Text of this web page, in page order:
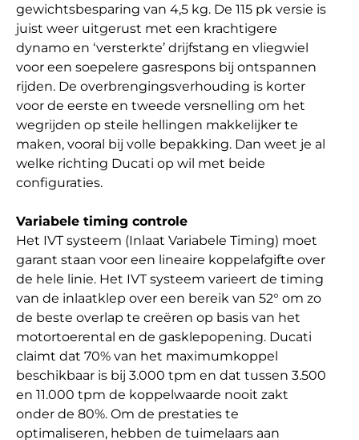
gewichtsbesparing van 4,5 kg. De 115 pk versie is
juist weer uitgerust met een krachtigere
dynamo en ‘versterkte’ drijfstang en vliegwiel
voor een soepelere gasrespons bij ontspannen
rijden. De overbrengingsverhouding is korter
voor de eerste en tweede versnelling om het
wegrijden op steile hellingen makkelijker te
maken, vooral bij volle bepakking. Dan weet je al
welke richting Ducati op wil met beide
configuraties.
Variabele timing controle
Het IVT systeem (Inlaat Variabele Timing) moet
garant staan voor een lineaire koppelafgifte over
de hele linie. Het IVT systeem varieert de timing
van de inlaatklep over een bereik van 52° om zo
de beste overlap te creëren op basis van het
motortoerental en de gasklepopening. Ducati
claimt dat 70% van het maximumkoppel
beschikbaar is bij 3.000 tpm en dat tussen 3.500
en 11.000 tpm de koppelwaarde nooit zakt
onder de 80%. Om de prestaties te
optimaliseren, hebben de tuimelaars aan